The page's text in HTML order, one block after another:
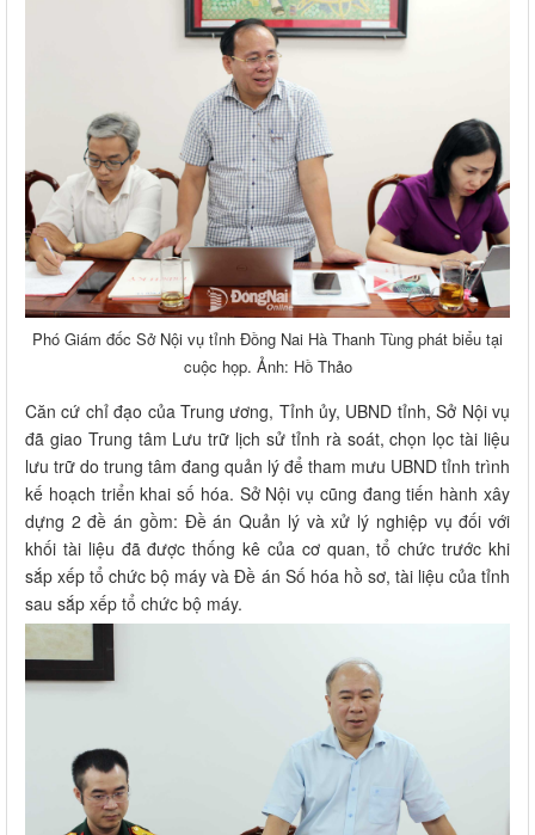
Phó Giám đốc Sở Nội vụ tỉnh Đồng Nai Hà Thanh Tùng phát biểu tại
cuộc họp. Ảnh: Hồ Thảo
Căn cứ chỉ đạo của Trung ương, Tỉnh ủy, UBND tỉnh, Sở Nội vụ
đã giao Trung tâm Lưu trữ lịch sử tỉnh rà soát, chọn lọc tài liệu
lưu trữ do trung tâm đang quản lý để tham mưu UBND tỉnh trình
kế hoạch triển khai số hóa. Sở Nội vụ cũng đang tiến hành xây
dựng 2 đề án gồm: Đề án Quản lý và xử lý nghiệp vụ đối với
khối tài liệu đã được thống kê của cơ quan, tổ chức trước khi
sắp xếp tổ chức bộ máy và Đề án Số hóa hồ sơ, tài liệu của tỉnh
sau sắp xếp tổ chức bộ máy.